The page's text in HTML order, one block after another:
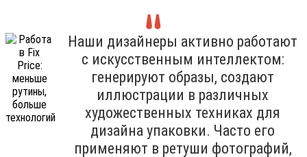
Наши дизайнеры активно работают
с искусственным интеллектом:
генерируют образы, создают
иллюстрации в различных
художественных техниках для
дизайна упаковки. Часто его
применяют в ретуши фотографий,